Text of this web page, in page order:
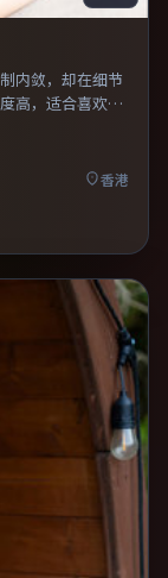
内敛，却在细节
高，适合喜欢烧
气看完。
香港